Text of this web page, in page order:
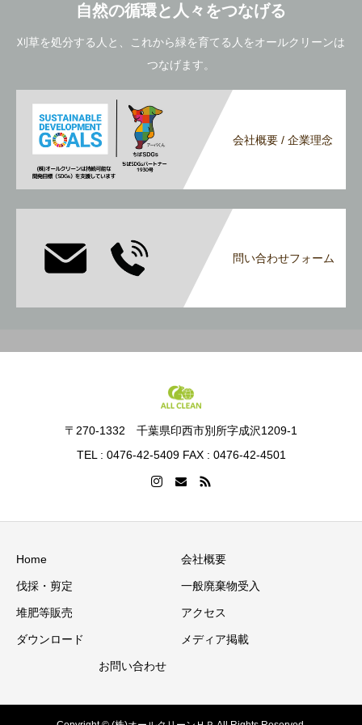
自然の循環と人々をつなげる
刈草を処分する人と、これから緑を育てる人をオールクリーンは
つなげます。
会社概要 / 企業理念
問い合わせフォーム
〒270-1332 千葉県印西市別所字成沢1209-1
TEL : 0476-42-5409 FAX : 0476-42-4501
Home 会社概要
伐採・剪定 一般廃棄物受入
堆肥等販売 アクセス
ダウンロード メディア掲載
お問い合わせ